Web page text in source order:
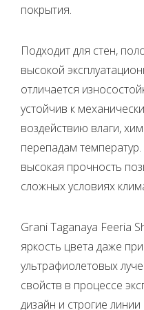
покрытия.
Подходит для стен,
высокой
отличается
устойчив к
воздействию влаги,
перепадам
высокая прочность
сложных условиях
Grani Taganaya Feeria
яркость цвета даже
ультрафиолетовых
свойств в процессе
дизайн и строгие